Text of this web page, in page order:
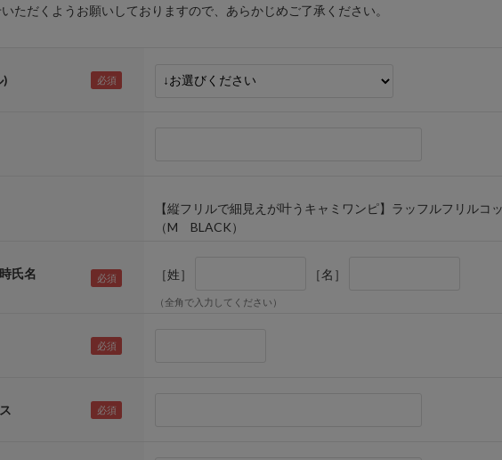
だくようお願いしておりますので、あらかじめご了承ください。
)
【縦フリルで細見えが叶うキャミワンピ】ラッフルフリルコ
（M BLACK）
氏名 ［姓］ ［名］
（全角で入力してください）